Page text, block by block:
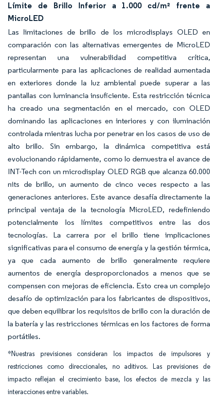
Límite de Brillo Inferior a 1.000 cd/m² frente a
MicroLED
Las limitaciones de brillo de los microdisplays OLED en
comparación con las alternativas emergentes de MicroLED
representan una vulnerabilidad competitiva crítica,
particularmente para las aplicaciones de realidad aumentada
en exteriores donde la luz ambiental puede superar a las
pantallas con luminancia insuficiente. Esta restricción técnica
ha creado una segmentación en el mercado, con OLED
dominando las aplicaciones en interiores y con iluminación
controlada mientras lucha por penetrar en los casos de uso de
alto brillo. Sin embargo, la dinámica competitiva está
evolucionando rápidamente, como lo demuestra el avance de
INT-Tech con un microdisplay OLED RGB que alcanza 60.000
nits de brillo, un aumento de cinco veces respecto a las
generaciones anteriores. Este avance desafía directamente la
principal ventaja de la tecnología MicroLED, redefiniendo
potencialmente los límites competitivos entre las dos
tecnologías. La carrera por el brillo tiene implicaciones
significativas para el consumo de energía y la gestión térmica,
ya que cada aumento de brillo generalmente requiere
aumentos de energía desproporcionados a menos que se
compensen con mejoras de eficiencia. Esto crea un complejo
desafío de optimización para los fabricantes de dispositivos,
que deben equilibrar los requisitos de brillo con la duración de
la batería y las restricciones térmicas en los factores de forma
portátiles.
*Nuestras previsiones consideran los impactos de impulsores y
restricciones como direccionales, no aditivos. Las previsiones de
impacto reflejan el crecimiento base, los efectos de mezcla y las
interacciones entre variables.